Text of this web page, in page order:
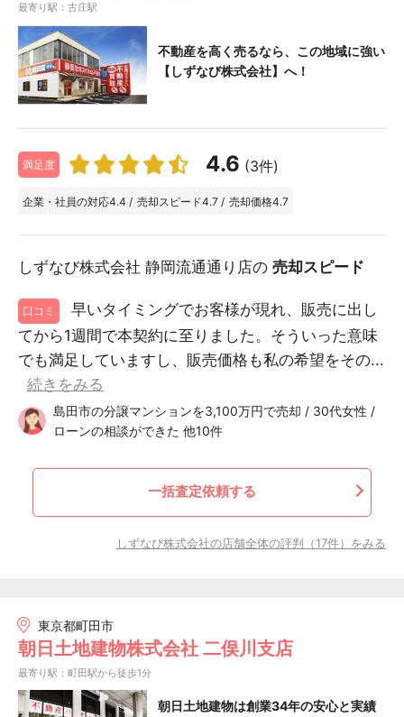
最寄り駅：古庄駅
不動産を高く売るなら、この地域に強い
【しずなび株式会社】へ！
満足度 4.6 (3件)
企業・社員の対応4.4 / 売却スピード4.7 / 売却価格4.7
しずなび株式会社 静岡流通通り店の 売却スピード
口コミ
早いタイミングでお客様が現れ、販売に出し
てから1週間で本契約に至りました。そういった意味
でも満足していますし、販売価格も私の希望をその...
続きをみる
島田市の分譲マンションを3,100万円で売却 / 30代女性 /
ローンの相談ができた 他10件
一括査定依頼する
しずなび株式会社の店舗全体の評判（17件）をみる
東京都町田市
朝日土地建物株式会社 二俣川支店
最寄り駅：町田駅から徒歩1分
朝日土地建物は創業34年の安心と実績